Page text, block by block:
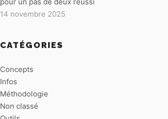
14 novembre 2025
CATÉGORIES
Concepts
Infos
Méthodologie
Non classé